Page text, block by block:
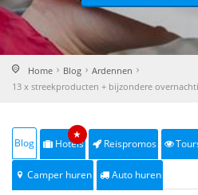
Home Blog
Ardennen
13 x streekproducten + bijzondere
Blog Hotels
★
Reispromos
Camper huren Auto huren